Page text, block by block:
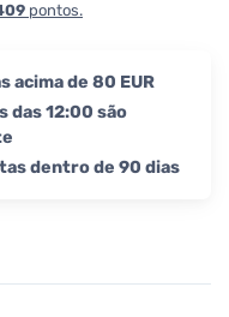
pontos.
acima de 80 EUR
das 12:00 são
dentro de 90 dias